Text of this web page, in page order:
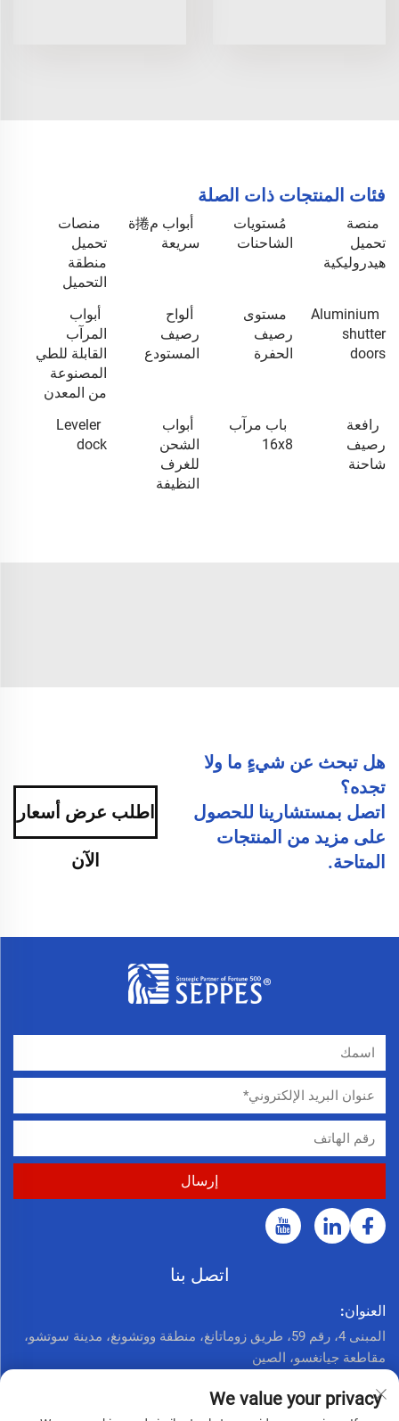
فئات المنتجات ذات الصلة
منصة
تحميل
هيدروليكية
مُستويات
الشاحنات
أبواب م捲ة
سريعة
منصات
تحميل
منطقة
التحميل
Aluminium
shutter
doors
مستوى
رصيف
الحفرة
ألواح
رصيف
المستودع
أبواب
المرآب
القابلة للطي
المصنوعة
من المعدن
رافعة
رصيف
شاحنة
باب مرآب
16x8
أبواب
الشحن
للغرف
النظيفة
Leveler
dock
هل تبحث عن شيءٍ ما ولا
تجده؟
اتصل بمستشارينا للحصول
على مزيد من المنتجات
المتاحة.
اطلب عرض أسعار
الآن
اتصل بنا
العنوان:
المبنى 4، رقم 59، طريق زوماتانغ، منطقة ووتشونغ، مدينة سوتشو،
مقاطعة جيانغسو، الصين
اتصل الآن:
+86 17761926625
We value your privacy